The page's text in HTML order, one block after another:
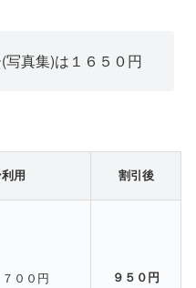
真集)は１６５０円
用 割引後
００円 ９５０円